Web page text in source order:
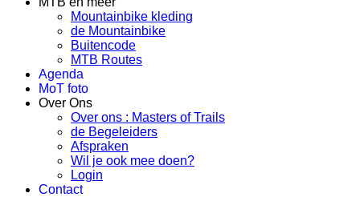
Mountainbike kleding
de Mountainbike
Buitencode
MTB Routes
Agenda
MoT foto
Over Ons
Over ons : Masters of Trails
de Begeleiders
Afspraken
Wil je ook mee doen?
Login
Contact